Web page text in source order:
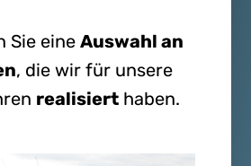
Sie eine Auswahl an
, die wir für unsere
realisierthaben.